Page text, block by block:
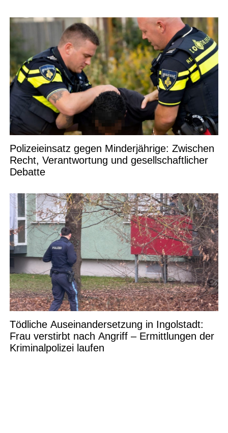
Polizeieinsatz gegen Minderjährige: Zwischen
Recht, Verantwortung und gesellschaftlicher
Debatte
Tödliche Auseinandersetzung in Ingolstadt:
Frau verstirbt nach Angriff – Ermittlungen der
Kriminalpolizei laufen